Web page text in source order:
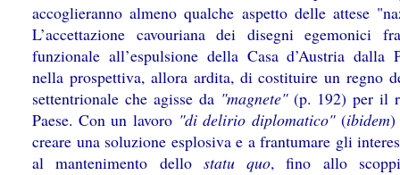
accoglieranno almeno qualche aspetto delle attese
L’accettazione cavouriana dei disegni egemonici
funzionale all’espulsione della Casa d’Austria dalla
nella prospettiva, allora ardita, di costituire un regno
settentrionale che agisse da "magnete"(p. 192) per il
Paese. Con un lavoro "di delirio diplomatico"(ibidem)
creare una soluzione esplosiva e a frantumare gli
al mantenimento dello statu quo, fino allo